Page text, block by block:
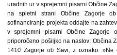
uradnih ur v sprejemni pisarni Občine
na spletni strani Občine Zagorje
sofinanciranje projekta oddajte na
v sprejemni pisarni Občine
priporočeno pošiljko na naslov: Občina
1410 Zagorje ob Savi, z oznako: